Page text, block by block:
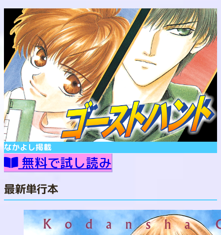
なかよし掲載
無料で試し読み
最新単行本